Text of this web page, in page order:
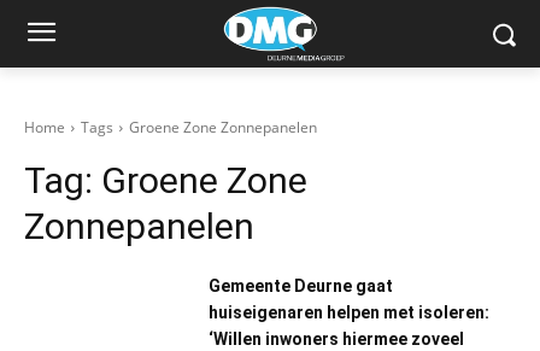
Home Tags Groene Zone Zonnepanelen
Tag: Groene Zone
Zonnepanelen
Gemeente Deurne gaat
huiseigenaren helpen met isoleren:
‘Willen inwoners hiermee zoveel